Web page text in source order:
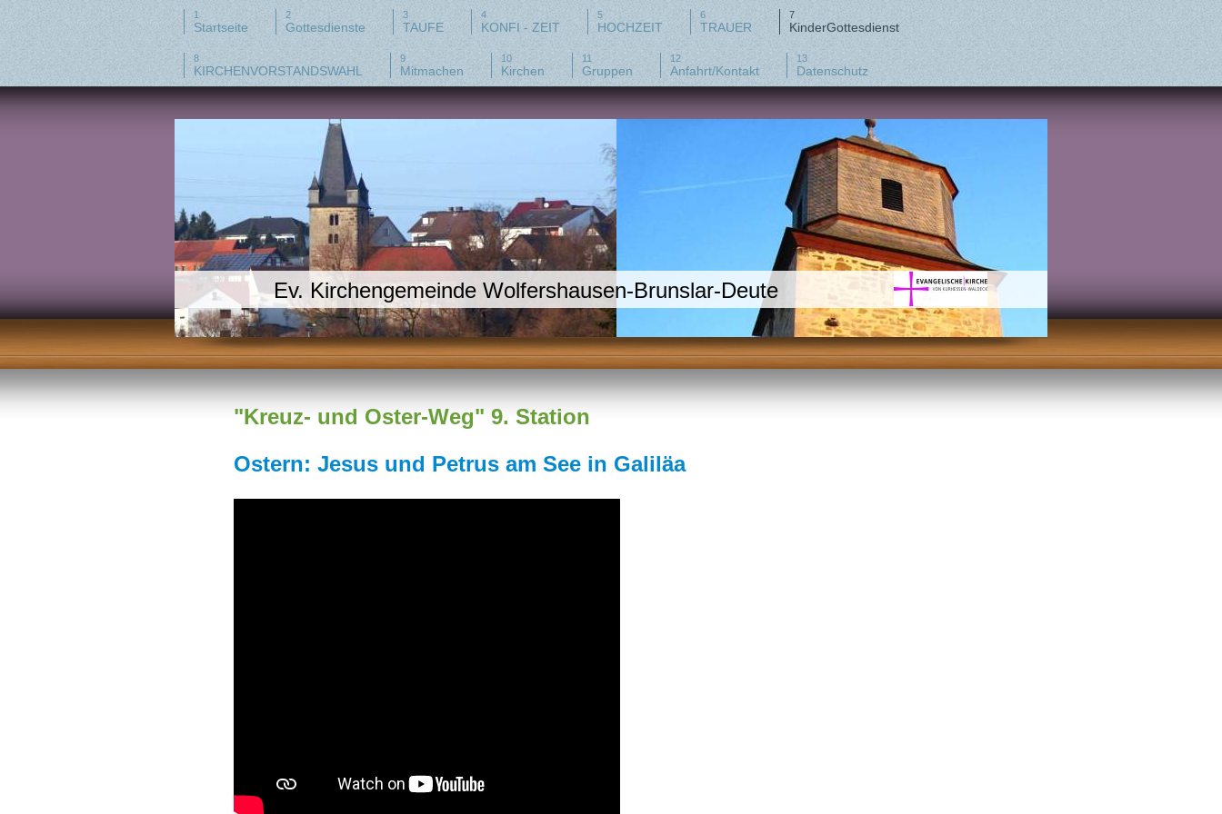
Startseite Gottesdienste TAUFE KONFI - ZEIT HOCHZEIT TRAUER KinderGottesdienst
KIRCHENVORSTANDSWAHL Mitmachen Kirchen Gruppen Anfahrt/Kontakt Datenschutz
Ev. Kirchengemeinde Wolfershausen-Brunslar-Deute
"Kreuz- und Oster-Weg" 9. Station
Ostern: Jesus und Petrus am See in Galiläa